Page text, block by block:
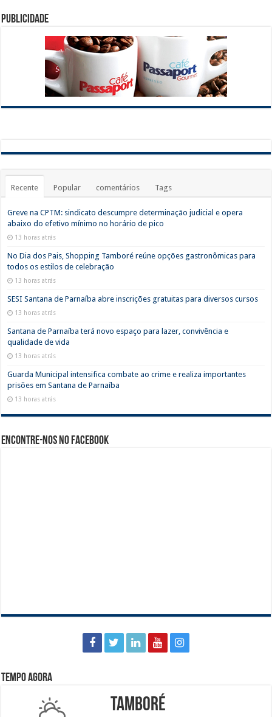
Publicidade
Recente Popular comentários Tags
Greve na CPTM: sindicato descumpre determinação judicial e opera
abaixo do efetivo mínimo no horário de pico
13 horas atrás
No Dia dos Pais, Shopping Tamboré reúne opções gastronômicas para
todos os estilos de celebração
13 horas atrás
SESI Santana de Parnaíba abre inscrições gratuitas para diversos cursos
13 horas atrás
Santana de Parnaíba terá novo espaço para lazer, convivência e
qualidade de vida
13 horas atrás
Guarda Municipal intensifica combate ao crime e realiza importantes
prisões em Santana de Parnaíba
13 horas atrás
Encontre-nos no Facebook
Tempo agora
Tamboré